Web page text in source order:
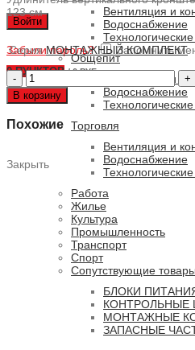
Войти
Забыли пароль? Запомнить
0ПУНКТОВ / 0 РУБ.
Вентиляция и
Водоснабжение
Общепит
Вентиляция и
Водоснабжение
Торговля
Вентиляция и
Водоснабжение
Работа
Жилье
Культура
Промышленность
Транспорт
Спорт
Сопутствующие товары
БЛОКИ
КОНТРОЛЬНЫЕ
МОНТАЖНЫЕ
ЗАПАСНЫЕ
123 см
Серия МОНТАЖНЫЙ КОМПЛЕКТ
Количество
товара
Монтажный
UpR-
В корзину
Похожие
Закрыть